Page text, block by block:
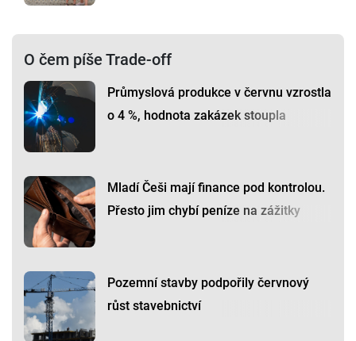
O čem píše Trade-off
Průmyslová produkce v červnu vzrostla
o 4 %, hodnota zakázek stoupla
Mladí Češi mají finance pod kontrolou.
Přesto jim chybí peníze na zážitky
Pozemní stavby podpořily červnový
růst stavebnictví